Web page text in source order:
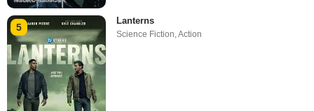
5
Lanterns
Science Fiction ,Action